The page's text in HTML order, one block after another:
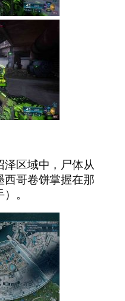
区域中，尸体从
西哥卷饼掌握在那
。